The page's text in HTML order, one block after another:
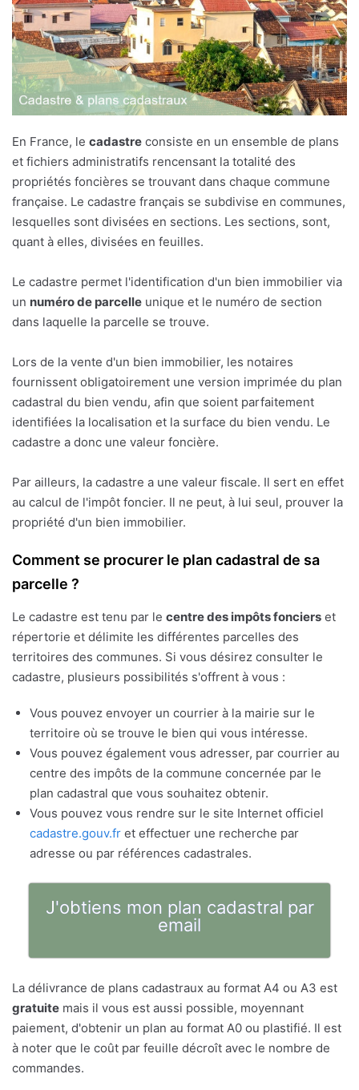
En France, le cadastre consiste en un ensemble de plans
et fichiers administratifs rencensant la totalité des
propriétés foncières se trouvant dans chaque commune
française. Le cadastre français se subdivise en communes,
lesquelles sont divisées en sections. Les sections, sont,
quant à elles, divisées en feuilles.
Le cadastre permet l'identification d'un bien immobilier via
un numéro de parcelle unique et le numéro de section
dans laquelle la parcelle se trouve.
Lors de la vente d'un bien immobilier, les notaires
fournissent obligatoirement une version imprimée du plan
cadastral du bien vendu, afin que soient parfaitement
identifiées la localisation et la surface du bien vendu. Le
cadastre a donc une valeur foncière.
Par ailleurs, la cadastre a une valeur fiscale. Il sert en effet
au calcul de l'impôt foncier. Il ne peut, à lui seul, prouver la
propriété d'un bien immobilier.
Comment se procurer le plan cadastral de sa
parcelle ?
Le cadastre est tenu par le centre des impôts fonciers et
répertorie et délimite les différentes parcelles des
territoires des communes. Si vous désirez consulter le
cadastre, plusieurs possibilités s'offrent à vous :
Vous pouvez envoyer un courrier à la mairie sur le
territoire où se trouve le bien qui vous intéresse.
Vous pouvez également vous adresser, par courrier au
centre des impôts de la commune concernée par le
plan cadastral que vous souhaitez obtenir.
Vous pouvez vous rendre sur le site Internet officiel
cadastre.gouv.fr et effectuer une recherche par
adresse ou par références cadastrales.
J'obtiens mon plan cadastral par
email
La délivrance de plans cadastraux au format A4 ou A3 est
gratuite mais il vous est aussi possible, moyennant
paiement, d'obtenir un plan au format A0 ou plastifié. Il est
à noter que le coût par feuille décroît avec le nombre de
commandes.